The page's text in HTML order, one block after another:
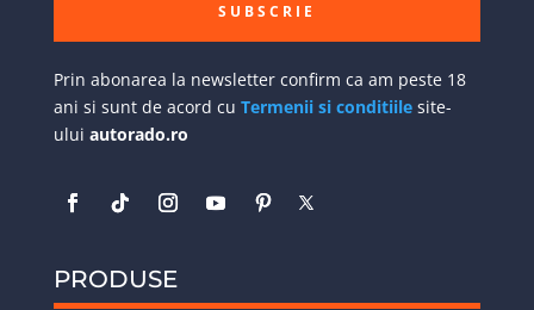
SUBSCRIE
Prin abonarea la newsletter confirm ca am peste 18
ani si sunt de acord cu Termenii si conditiilesite-
ului autorado.ro
PRODUSE